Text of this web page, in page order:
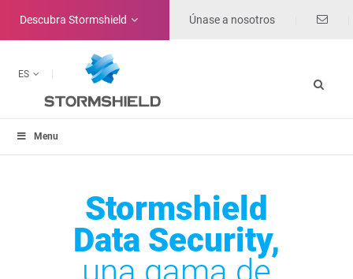
Descubra Stormshield Únase a nosotros
ES
Menu
Stormshield
Data Security,